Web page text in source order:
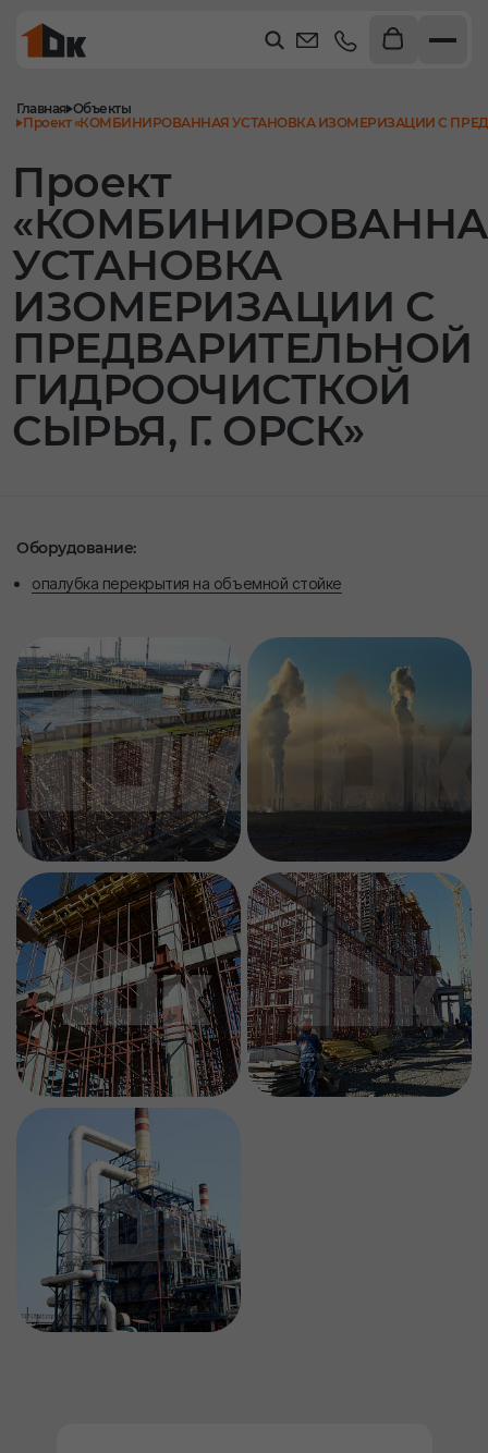
Проект
УСТАНОВКА
ИЗОМЕРИЗАЦИИ С
ПРЕДВАРИТЕЛЬНОЙ
ГИДРООЧИСТКОЙ
СЫРЬЯ, Г. ОРСК»
Главная Объекты
Проект «КОМБИНИРОВАННАЯ УСТАНОВКА ИЗОМЕРИЗАЦИИ С
Оборудование:
опалубка перекрытия на объемной стойке